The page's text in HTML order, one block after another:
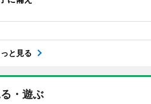
と見る
・遊ぶ